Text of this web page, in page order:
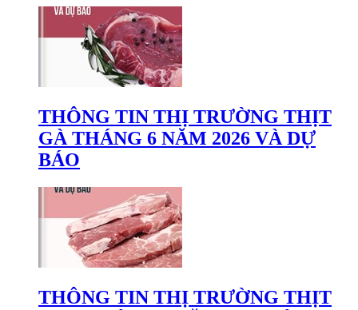
THÔNG TIN THỊ TRƯỜNG THỊT
GÀ THÁNG 6 NĂM 2026 VÀ DỰ
BÁO
THÔNG TIN THỊ TRƯỜNG THỊT